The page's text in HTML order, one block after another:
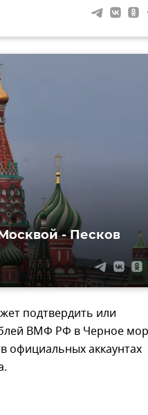
- Песков
подтвердить или
ВМФ РФ в Черное
официальных аккаунтах